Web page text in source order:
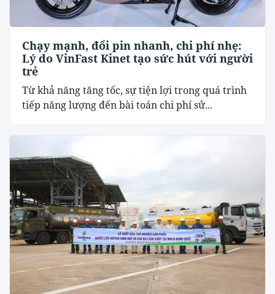
Chạy mạnh, đổi pin nhanh, chi phí nhẹ:
Lý do VinFast Kinet tạo sức hút với người
trẻ
Từ khả năng tăng tốc, sự tiện lợi trong quá trình
tiếp năng lượng đến bài toán chi phí sử...